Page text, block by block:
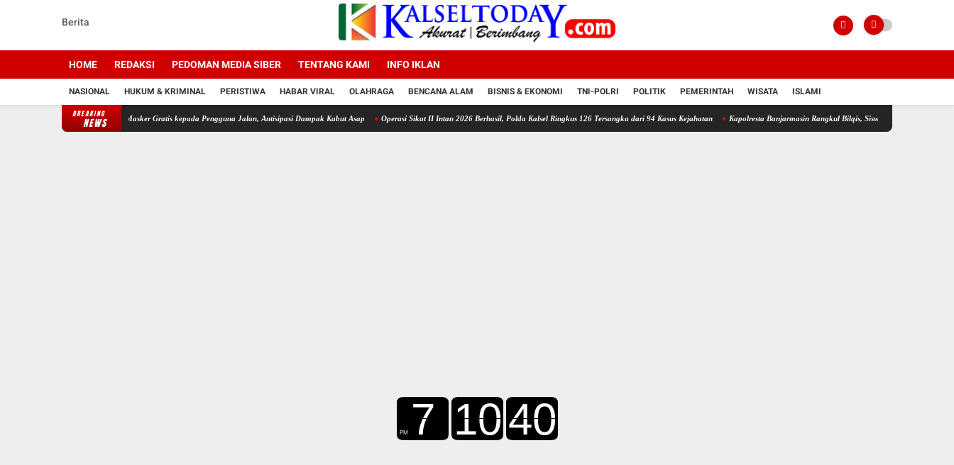
Berita
HOME REDAKSI PEDOMAN MEDIA SIBER TENTANG KAMI INFO IKLAN
NASIONAL HUKUM & KRIMINAL PERISTIWA HABAR VIRAL OLAHRAGA BENCANA ALAM BISNIS & EKONOMI TNI-POLRI POLITIK PEMERINTAH WISATA ISLAMI
BREAKING
NEWS
Polres HSU Bagikan Masker Gratis kepada Pengguna Jalan, Antisipasi Dampak Kabut Asap Operasi Sikat II Intan 2026 Berhasil, Polda Kalsel Ringkus 126 Tersangka dari 94 Kasus Kejahatan Kapolresta Banjarmasin Rangkul Bilqis, Siswi yang Tinggal Tanpa Orang Tua,